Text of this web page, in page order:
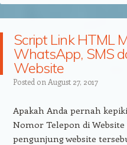
Script Link HTML
WhatsApp, SMS
Website
Posted on August 27, 2017
Apakah Anda pernah
Nomor Telepon di
pengunjung website